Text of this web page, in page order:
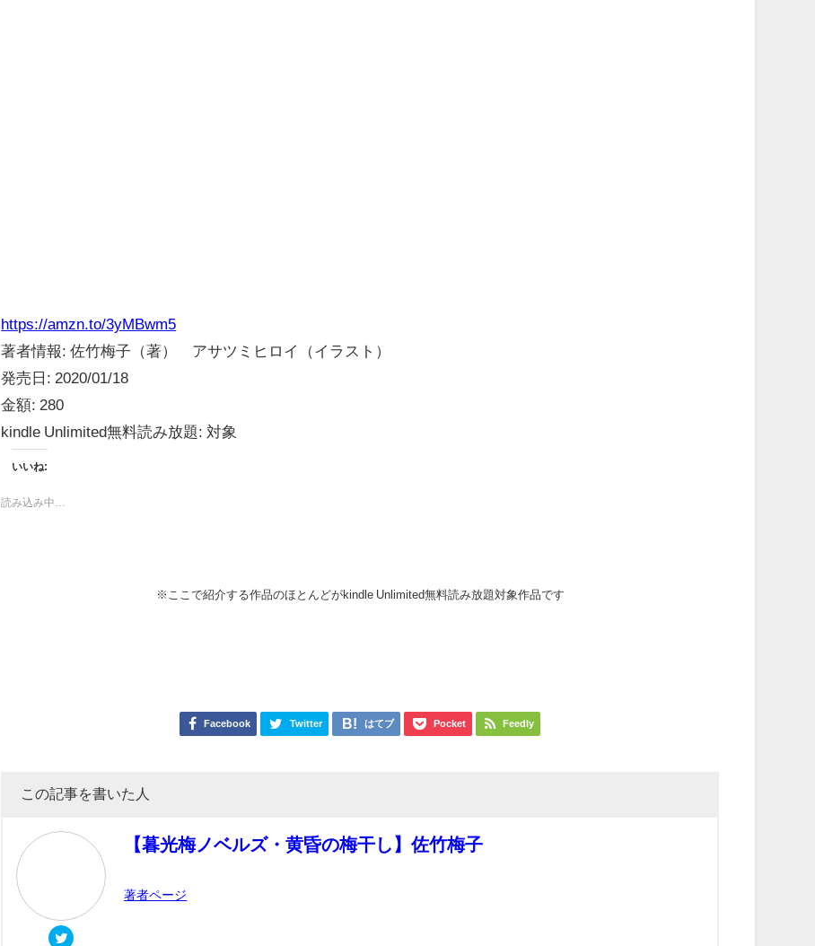
https://amzn.to/3yMBwm5
著者情報: 佐竹梅子（著） アサツミヒロイ（イラスト）
発売日: 2020/01/18
金額: 280
kindle Unlimited無料読み放題: 対象
いいね:
読み込み中…
※ここで紹介する作品のほとんどがkindle Unlimited無料読み放題対象作品です
Facebook Twitter はてブ Pocket Feedly
この記事を書いた人
【暮光梅ノベルズ・黄昏の梅干し】佐竹梅子
著者ページ